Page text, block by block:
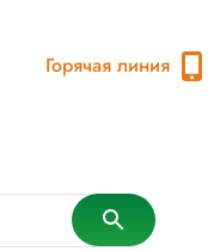
Горячая линия